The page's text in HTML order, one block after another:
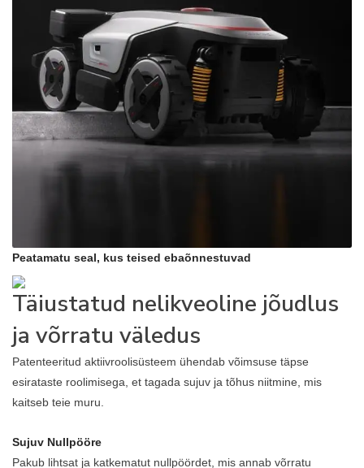
Peatamatu seal, kus teised ebaõnnestuvad
Täiustatud nelikveoline jõudlus
ja võrratu väledus
Patenteeritud aktiivroolisüsteem ühendab võimsuse täpse
esirataste roolimisega, et tagada sujuv ja tõhus niitmine, mis
kaitseb teie muru.
Sujuv Nullpööre
Pakub lihtsat ja katkematut nullpöördet, mis annab võrratu